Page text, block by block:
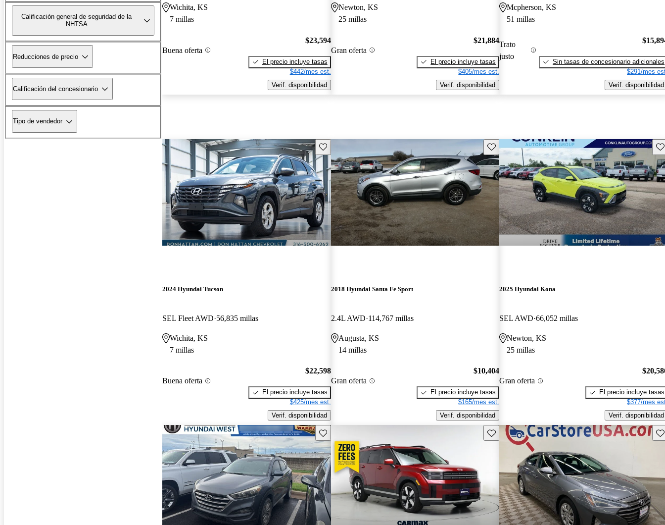
Calificación general de seguridad de la
NHTSA
Reducciones de precio
Calificación del concesionario
Tipo de vendedor
Wichita, KS
7 millas
Buena oferta
$23,594
El precio incluye tasas
$442/mes est.
Verif. disponibilidad
Newton, KS
25 millas
Gran oferta
$21,884
El precio incluye tasas
$405/mes est.
Verif. disponibilidad
Mcpherson, KS
51 millas
Trato
justo
Sin tasas de concesionario adicionales
$291/mes
Verif. disponibilidad
Guarda este Aviso
2024 Hyundai Tucson
SEL Fleet AWD 56,835 millas
Wichita, KS
7 millas
Buena oferta
$22,598
El precio incluye tasas
$425/mes est.
Verif. disponibilidad
Guarda este Aviso
2018 Hyundai Santa Fe Sport
2.4L AWD 114,767 millas
Augusta, KS
14 millas
Gran oferta
$10,404
El precio incluye tasas
$165/mes est.
Verif. disponibilidad
2025 Hyundai Kona
SEL AWD 66,052 millas
Newton, KS
25 millas
Gran oferta
El precio incluye tasas
$377/mes
Verif. disponibilidad
Guarda este Aviso Guarda este Aviso